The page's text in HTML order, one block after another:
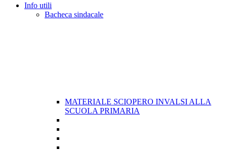
Info utili
Bacheca sindacale
MATERIALE SCIOPERO INVALSI ALLA
SCUOLA PRIMARIA